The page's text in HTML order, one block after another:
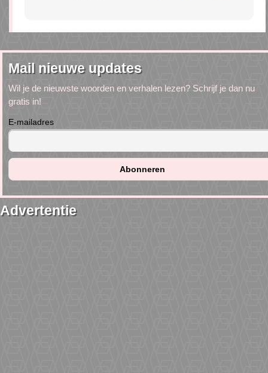
Mail nieuwe updates
Wil je de nieuwste woorden en verhalen lezen? Schrijf je dan nu
gratis in!
E-mailadres
Advertentie